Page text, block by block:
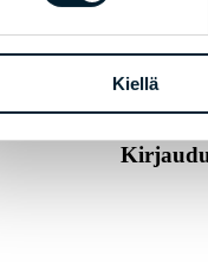
Kiellä
käyttöösi tiiviin,